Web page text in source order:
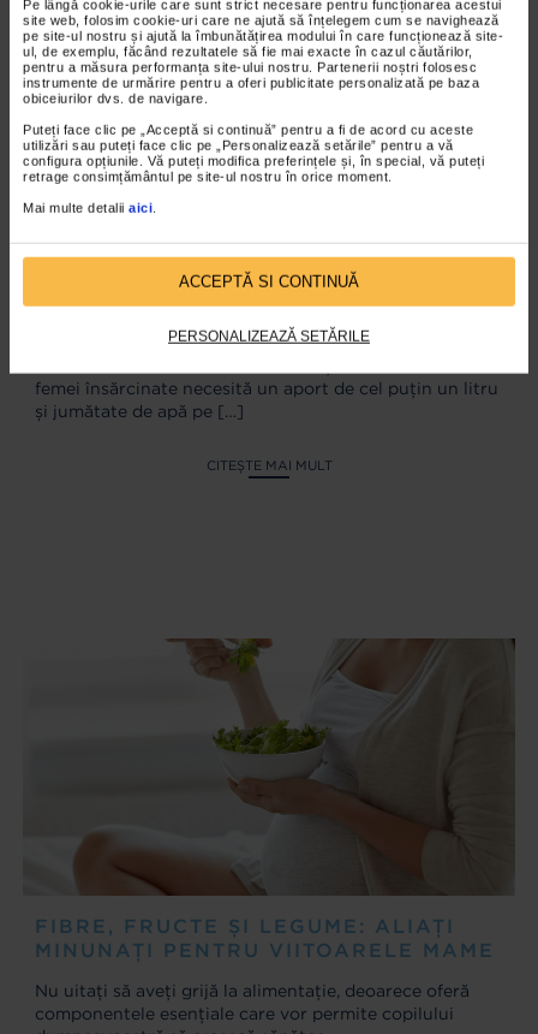
Pe lângă cookie-urile care sunt strict necesare pentru funcționarea acestui
site web, folosim cookie-uri care ne ajută să înțelegem cum se navighează
pe site-ul nostru și ajută la îmbunătățirea modului în care funcționează site-
ul, de exemplu, făcând rezultatele să fie mai exacte în cazul căutărilor,
pentru a măsura performanța site-ului nostru. Partenerii noștri folosesc
instrumente de urmărire pentru a oferi publicitate personalizată pe baza
obiceiurilor dvs. de navigare.
Puteți face clic pe „Acceptă si continuă” pentru a fi de acord cu aceste
utilizări sau puteți face clic pe „Personalizează setările” pentru a vă
configura opțiunile. Vă puteți modifica preferințele și, în special, vă puteți
retrage consimțământul pe site-ul nostru în orice moment.
Mai multe detalii aici.
ACCEPTĂ SI CONTINUĂ
PERSONALIZEAZĂ SETĂRILE
VITAMINE NECESARE PENTRU O
PIELE ELASTICĂ
femei însărcinate necesită un aport de cel puțin un litru
și jumătate de apă pe […]
CITEȘTE MAI MULT
FIBRE, FRUCTE ȘI LEGUME: ALIAȚI
MINUNAȚI PENTRU VIITOARELE MAME
Nu uitați să aveți grijă la alimentație, deoarece oferă
componentele esențiale care vor permite copilului